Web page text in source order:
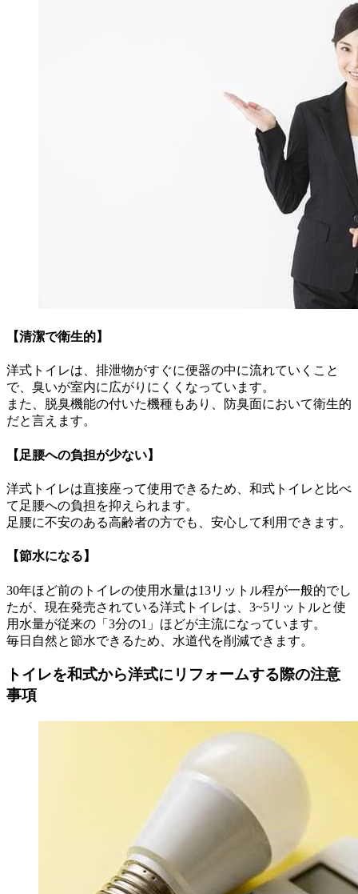
【清潔で衛生的】
洋式トイレは、排泄物がすぐに便器の中に流れていくこと
で、臭いが室内に広がりにくくなっています。
また、脱臭機能の付いた機種もあり、防臭面において衛生的
だと言えます。
【足腰への負担が少ない】
洋式トイレは直接座って使用できるため、和式トイレと比べ
て足腰への負担を抑えられます。
足腰に不安のある高齢者の方でも、安心して利用できます。
【節水になる】
30年ほど前のトイレの使用水量は13リットル程が一般的でし
たが、現在発売されている洋式トイレは、3~5リットルと使
用水量が従来の「3分の1」ほどが主流になっています。
毎日自然と節水できるため、水道代を削減できます。
トイレを和式から洋式にリフォームする際の注意
事項